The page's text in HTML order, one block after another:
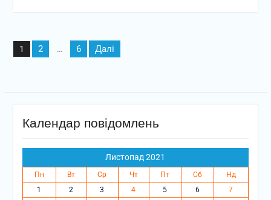
Пагінація
записів
1 2 … 6 Далі
Календар повідомлень
Листопад 2021
Пн Вт Ср Чт Пт Сб
Нд
1
2 3 4 5 6
7